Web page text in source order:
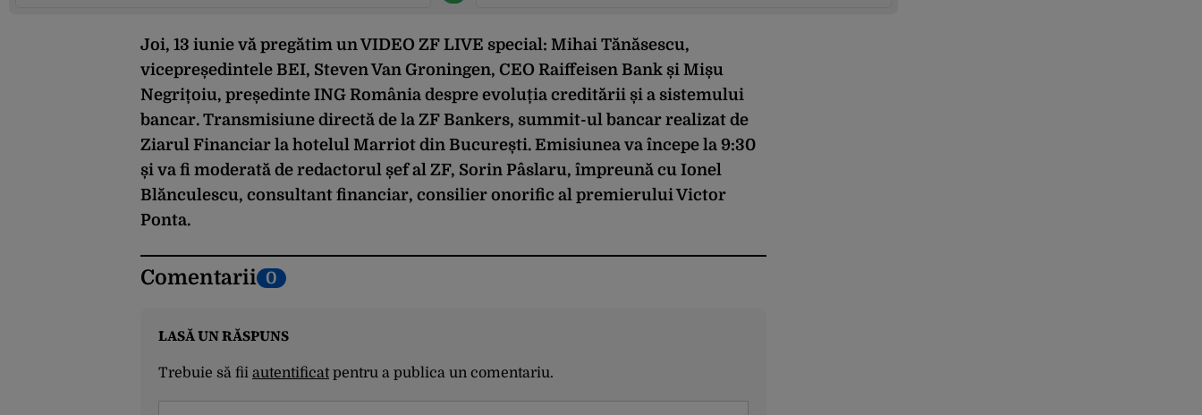
Joi, 13 iunie vă pregătim unVIDEO ZF LIVE special: Mihai Tănăsescu,
vicepreședintele BEI, Steven Van Groningen, CEO Raiffeisen Bank și Mișu
Negrițoiu, președinte ING România despre evoluția creditării și a sistemului
bancar. Transmisiune directă de la ZF Bankers, summit-ul bancar realizat de
Ziarul Financiar la hotelul Marriot din București. Emisiunea va începe la 9:30
și va fi moderată de redactorul șef al ZF, Sorin Pâslaru, împreună cu Ionel
Blănculescu, consultant financiar, consilier onorific al premierului Victor
Ponta.
Comentarii 0
LASĂ UN RĂSPUNS
Trebuie să fii autentificatpentru a publica un comentariu.